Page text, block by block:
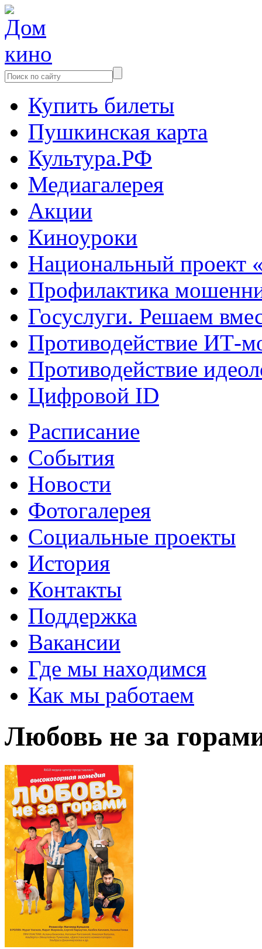
Купить билеты
Пушкинская карта
Культура.РФ
Медиагалерея
Акции
Киноуроки
Национальный проект
Профилактика
Госуслуги. Решаем
Противодействие ИТ-
Противодействие
Цифровой ID
Расписание
События
Новости
Фотогалерея
Социальные проекты
История
Контакты
Поддержка
Вакансии
Где мы находимся
Как мы работаем
Любовь не за